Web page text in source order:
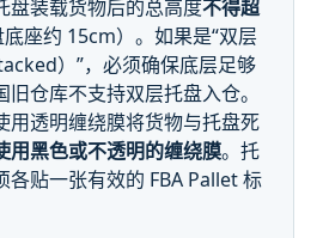
盘装载货物后的总高度不得超
座约 15cm）。如果是“双层
）”，必须确保底层足够
仓库不支持双层托盘入仓。
用透明缠绕膜将货物与托盘死
用黑色或不透明的缠绕膜。托
各贴一张有效的 FBA Pallet 标